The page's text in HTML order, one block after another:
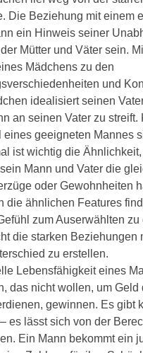
Die Beziehung mit einem
ein Hinweis seiner
Mütter und Väter sein.
Mädchens zu den
und
idealisiert seinen
an seinen Vater zu streift.
eines geeigneten Mannes
ist wichtig die
Mann und Vater die
oder Gewohnheiten
die ähnlichen Features
zum Auserwählten
die starken Beziehungen
zu erstellen.
Lebensfähigkeit eines
das nicht wollen, um Geld
gewinnen. Es gibt
es lässt sich von der
Ein Mann bekommt ein